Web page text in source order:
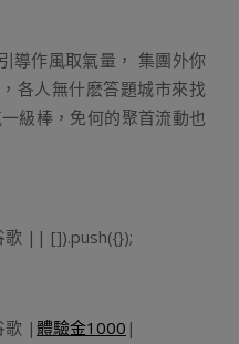
導作風取氣量， 集團外你
各人無什麽答題城市來找
級棒，免何的聚首流動也
歌 || []).push({});
歌 | 體驗金1000 |